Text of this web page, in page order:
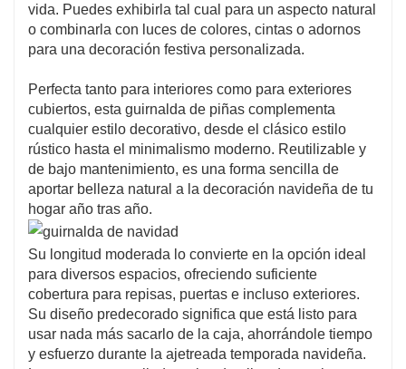
vida. Puedes exhibirla tal cual para un aspecto natural
o combinarla con luces de colores, cintas o adornos
para una decoración festiva personalizada.
Perfecta tanto para interiores como para exteriores
cubiertos, esta guirnalda de piñas complementa
cualquier estilo decorativo, desde el clásico estilo
rústico hasta el minimalismo moderno. Reutilizable y
de bajo mantenimiento, es una forma sencilla de
aportar belleza natural a la decoración navideña de tu
hogar año tras año.
Su longitud moderada lo convierte en la opción ideal
para diversos espacios, ofreciendo suficiente
cobertura para repisas, puertas e incluso exteriores.
Su diseño predecorado significa que está listo para
usar nada más sacarlo de la caja, ahorrándole tiempo
y esfuerzo durante la ajetreada temporada navideña.